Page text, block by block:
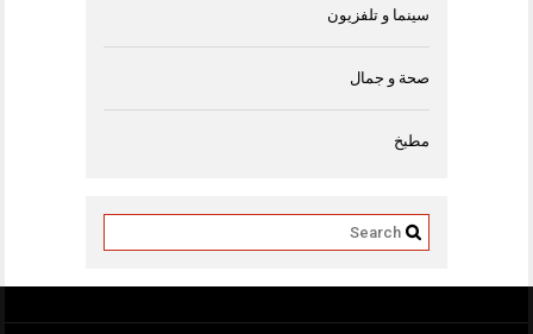
سينما و تلفزيون
صحة و جمال
مطبخ